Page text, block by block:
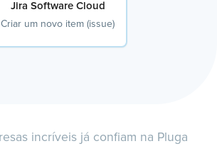
Jira Software Cloud
Criar um novo item (issue)
incríveis já confiam na Pluga